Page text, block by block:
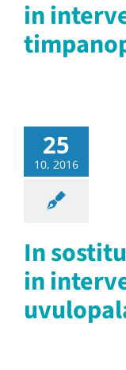
in
25
10, 2016
In
in